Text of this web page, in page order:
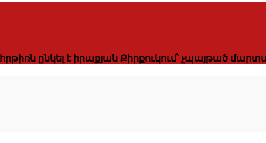
ընկել է իրաքյան Քիրքուկում՝ չպայթած